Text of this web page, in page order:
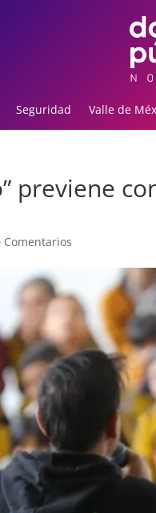
Seguridad Valle de
previene
Comentarios